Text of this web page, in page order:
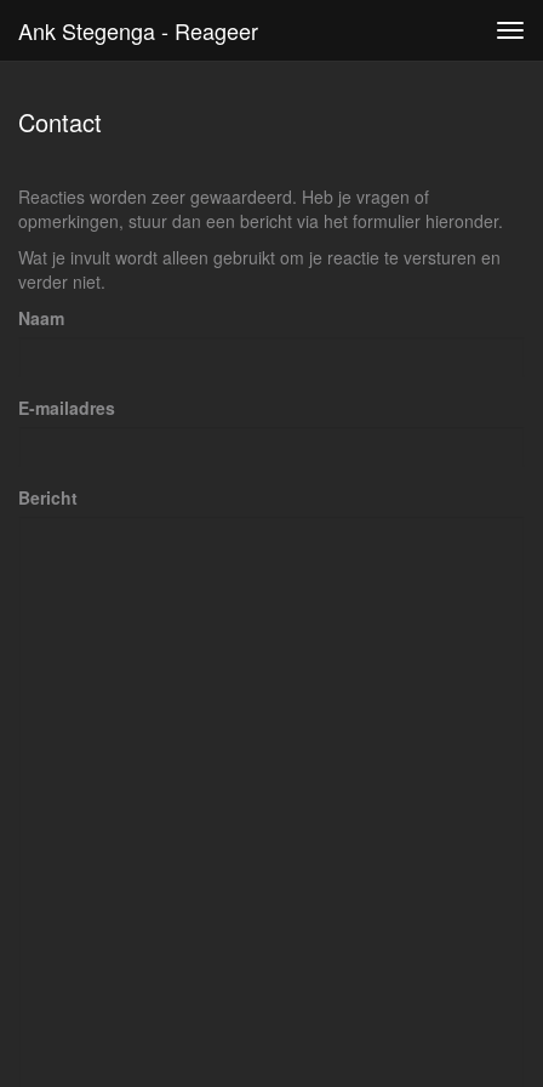
Ank Stegenga - Reageer
Contact
Reacties worden zeer gewaardeerd. Heb je vragen of
opmerkingen, stuur dan een bericht via het formulier hieronder.
Wat je invult wordt alleen gebruikt om je reactie te versturen en
verder niet.
Naam
E-mailadres
Bericht